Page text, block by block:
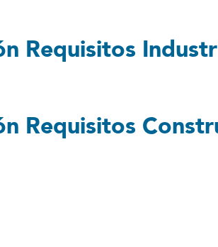
Requisitos
Requisitos